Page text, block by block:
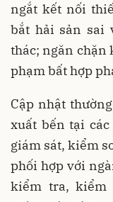
ngắt kết nối
bắt hải sản sai
thác; ngăn chặn
phạm bất hợp
Cập nhật
xuất bến tại
giám sát, kiểm
phối hợp với
kiểm tra, kiểm